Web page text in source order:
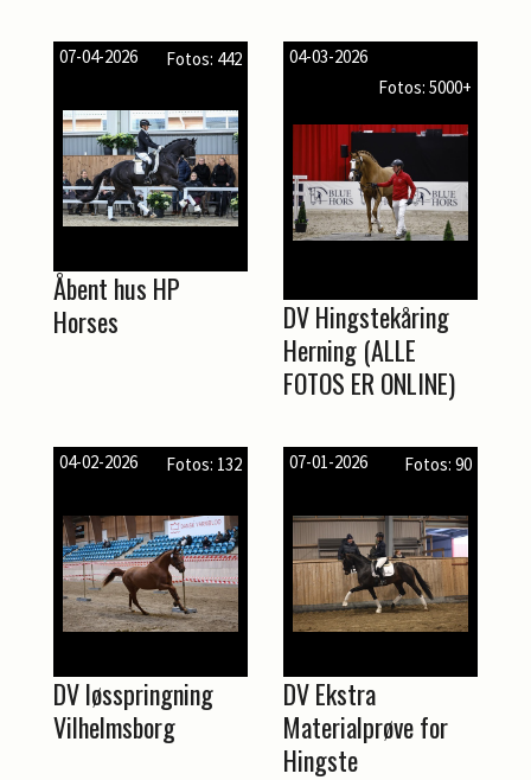
07-04-2026 Fotos: 442
Åbent hus HP
Horses
04-03-2026
Fotos: 5000+
DV Hingstekåring
Herning (ALLE
FOTOS ER ONLINE)
04-02-2026 Fotos: 132
DV løsspringning
Vilhelmsborg
07-01-2026 Fotos: 90
DV Ekstra
Materialprøve for
Hingste